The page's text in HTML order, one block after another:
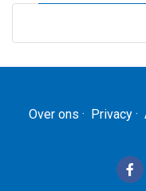
TWS0864
Over ons · Privacy·